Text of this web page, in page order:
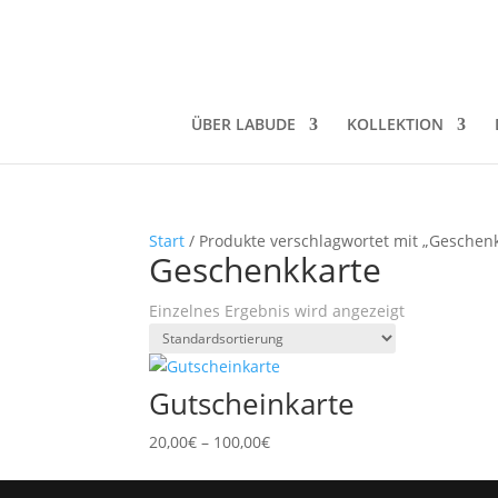
ÜBER LABUDE KOLLEKTION
Start / Produkte verschlagwortet mit
Geschenkkarte
Einzelnes Ergebnis wird angezeigt
Gutschein­karte
20,00€ – 100,00€Preisspanne: